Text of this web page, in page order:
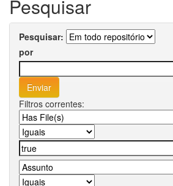
Pesquisar
Pesquisar:
por
Filtros correntes: